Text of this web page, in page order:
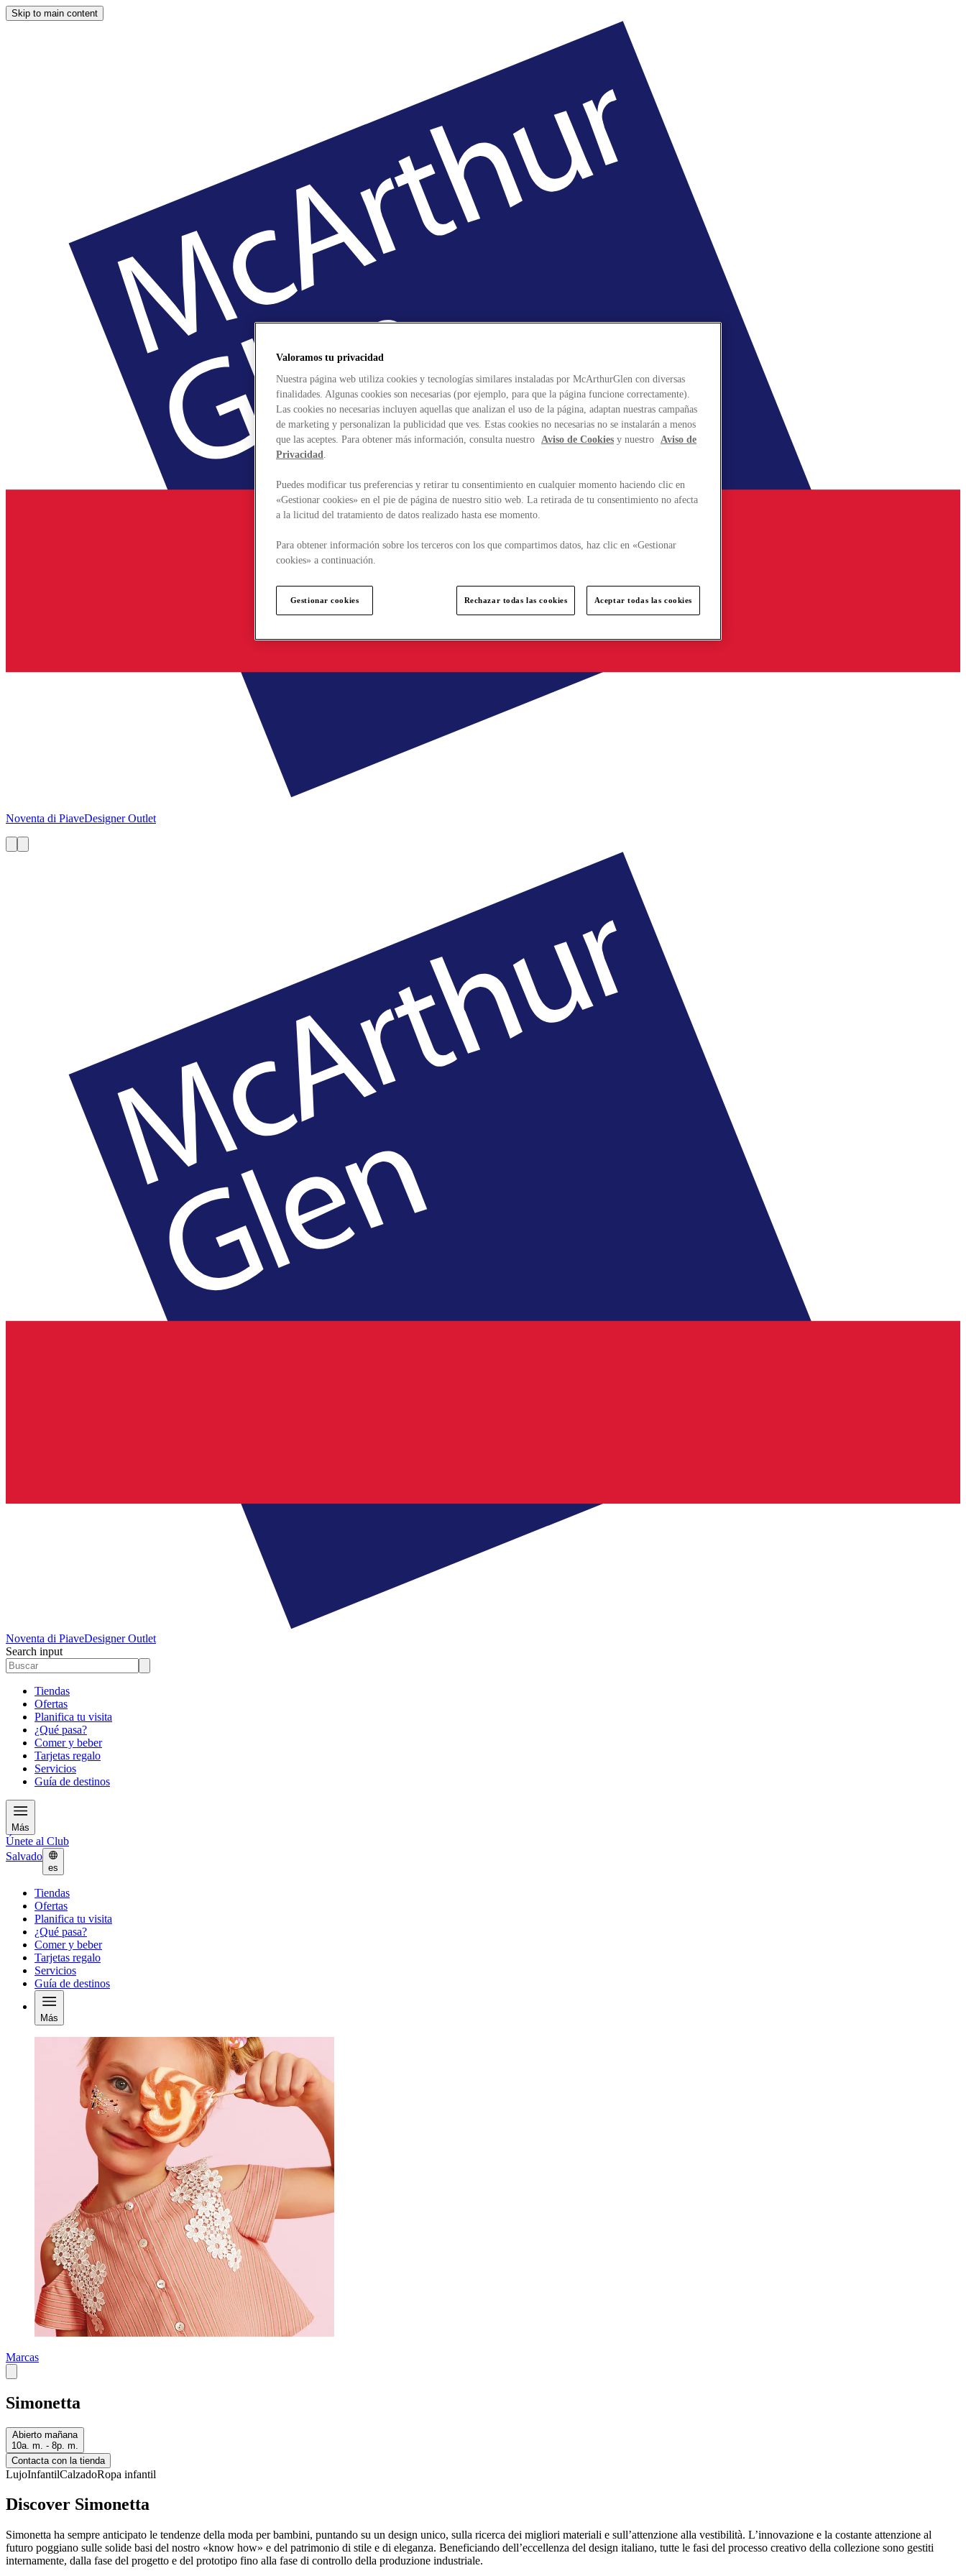
Skip to main content
Noventa di PiaveDesigner Outlet
Noventa di PiaveDesigner Outlet
Search input
Tiendas
Ofertas
Planifica tu visita
¿Qué pasa?
Comer y beber
Tarjetas regalo
Servicios
Guía de destinos
Más
Únete al Club
Salvado
es
Tiendas
Ofertas
Planifica tu visita
¿Qué pasa?
Comer y beber
Tarjetas regalo
Servicios
Guía de destinos
Más
Marcas
Simonetta
Abierto mañana
10a. m. - 8p. m.
Contacta con la tienda
LujoInfantilCalzadoRopa infantil
Discover Simonetta
Simonetta ha sempre anticipato le tendenze della moda per bambini, puntando su un design unico, sulla ricerca dei migliori materiali e sull’attenzione alla vestibilità. L’innovazione e la costante attenzione al
futuro poggiano sulle solide basi del nostro «know how» e del patrimonio di stile e di eleganza. Beneficiando dell’eccellenza del design italiano, tutte le fasi del processo creativo della collezione sono gestiti
internamente, dalla fase del progetto e del prototipo fino alla fase di controllo della produzione industriale.
Valoramos tu privacidad
Nuestra página web utiliza cookies y tecnologías similares instaladas por McArthurGlen con diversas
finalidades. Algunas cookies son necesarias (por ejemplo, para que la página funcione correctamente).
Las cookies no necesarias incluyen aquellas que analizan el uso de la página, adaptan nuestras campañas
de marketing y personalizan la publicidad que ves. Estas cookies no necesarias no se instalarán a menos
que las aceptes. Para obtener más información, consulta nuestro Aviso de Cookies y nuestro Aviso de
Privacidad.
Puedes modificar tus preferencias y retirar tu consentimiento en cualquier momento haciendo clic en
«Gestionar cookies» en el pie de página de nuestro sitio web. La retirada de tu consentimiento no afecta
a la licitud del tratamiento de datos realizado hasta ese momento.
Para obtener información sobre los terceros con los que compartimos datos, haz clic en «Gestionar
cookies» a continuación.
Gestionar cookies Rechazar todas las cookies Aceptar todas las cookies